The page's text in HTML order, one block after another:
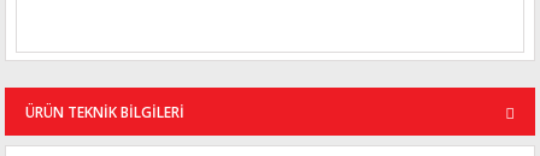
ÜRÜN TEKNİK BİLGİLERİ